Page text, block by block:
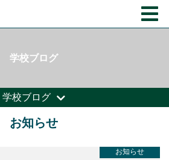
学校ブログ
学校ブログ
お知らせ
お知らせ